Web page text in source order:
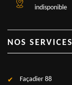
indisponible
NOS SERVICES
Façadier 88